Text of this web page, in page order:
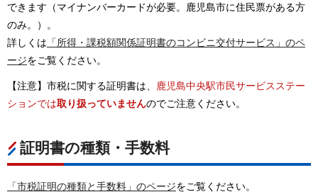
できます（マイナンバーカードが必要。鹿児島市に住民票がある方
のみ。）。
詳しくは 「所得・課税額関係証明書のコンビニ交付サービス」のペ
ージをご覧ください。
【注意】市税に関する証明書は、
鹿児島中央駅市民サービスステー
ションでは取り扱っていませんのでご注意ください。
証明書の種類・手数料
「市税証明の種類と手数料」のページをご覧ください。